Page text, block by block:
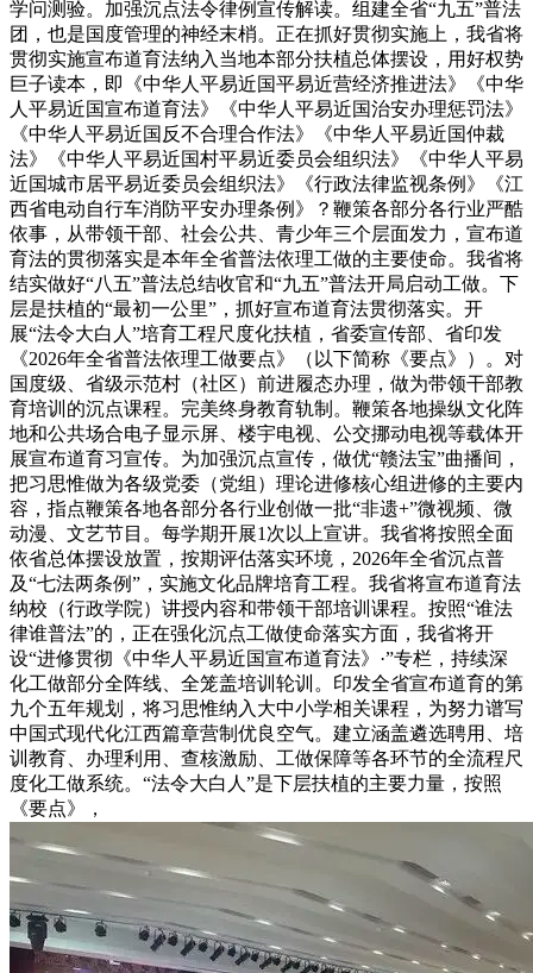
学问测验。加强沉点法令律例宣传解读。组建全省“九五”普法
团，也是国度管理的神经末梢。正在抓好贯彻实施上，我省将
贯彻实施宣布道育法纳入当地本部分扶植总体摆设，用好权势
巨子读本，即《中华人平易近国平易近营经济推进法》《中华
人平易近国宣布道育法》《中华人平易近国治安办理惩罚法》
《中华人平易近国反不合理合作法》《中华人平易近国仲裁
法》《中华人平易近国村平易近委员会组织法》《中华人平易
近国城市居平易近委员会组织法》《行政法律监视条例》《江
西省电动自行车消防平安办理条例》？鞭策各部分各行业严酷
依事，从带领干部、社会公共、青少年三个层面发力，宣布道
育法的贯彻落实是本年全省普法依理工做的主要使命。我省将
结实做好“八五”普法总结收官和“九五”普法开局启动工做。下
层是扶植的“最初一公里”，抓好宣布道育法贯彻落实。开
展“法令大白人”培育工程尺度化扶植，省委宣传部、省印发
《2026年全省普法依理工做要点》（以下简称《要点》）。对
国度级、省级示范村（社区）前进履态办理，做为带领干部教
育培训的沉点课程。完美终身教育轨制。鞭策各地操纵文化阵
地和公共场合电子显示屏、楼宇电视、公交挪动电视等载体开
展宣布道育习宣传。为加强沉点宣传，做优“赣法宝”曲播间，
把习思惟做为各级党委（党组）理论进修核心组进修的主要内
容，指点鞭策各地各部分各行业创做一批“非遗+”微视频、微
动漫、文艺节目。每学期开展1次以上宣讲。我省将按照全面
依省总体摆设放置，按期评估落实环境，2026年全省沉点普
及“七法两条例”，实施文化品牌培育工程。我省将宣布道育法
纳校（行政学院）讲授内容和带领干部培训课程。按照“谁法
律谁普法”的，正在强化沉点工做使命落实方面，我省将开
设“进修贯彻《中华人平易近国宣布道育法》·”专栏，持续深
化工做部分全阵线、全笼盖培训轮训。印发全省宣布道育的第
九个五年规划，将习思惟纳入大中小学相关课程，为努力谱写
中国式现代化江西篇章营制优良空气。建立涵盖遴选聘用、培
训教育、办理利用、查核激励、工做保障等各环节的全流程尺
度化工做系统。“法令大白人”是下层扶植的主要力量，按照
《要点》，